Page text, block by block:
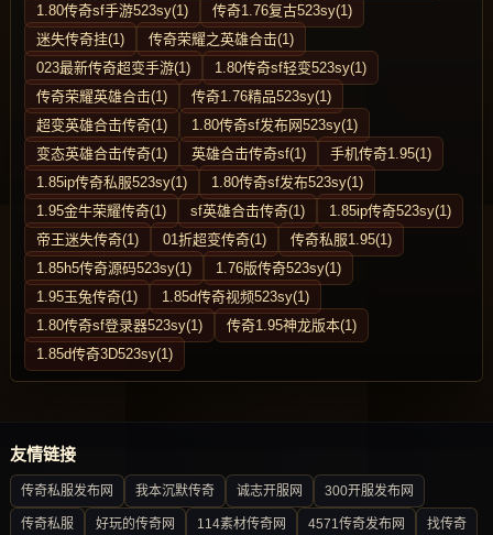
1.80传奇sf手游523sy(1)
传奇1.76复古523sy(1)
迷失传奇挂(1)
传奇荣耀之英雄合击(1)
023最新传奇超变手游(1)
1.80传奇sf轻变523sy(1)
传奇荣耀英雄合击(1)
传奇1.76精品523sy(1)
超变英雄合击传奇(1)
1.80传奇sf发布网523sy(1)
变态英雄合击传奇(1)
英雄合击传奇sf(1)
手机传奇1.95(1)
1.85ip传奇私服523sy(1)
1.80传奇sf发布523sy(1)
1.95金牛荣耀传奇(1)
sf英雄合击传奇(1)
1.85ip传奇523sy(1)
帝王迷失传奇(1)
01折超变传奇(1)
传奇私服1.95(1)
1.85h5传奇源码523sy(1)
1.76版传奇523sy(1)
1.95玉兔传奇(1)
1.85d传奇视频523sy(1)
1.80传奇sf登录器523sy(1)
传奇1.95神龙版本(1)
1.85d传奇3D523sy(1)
友情链接
传奇私服发布网 我本沉默传奇 诚志开服网 300开服发布网
传奇私服 好玩的传奇网 114素材传奇网 4571传奇发布网 找传奇